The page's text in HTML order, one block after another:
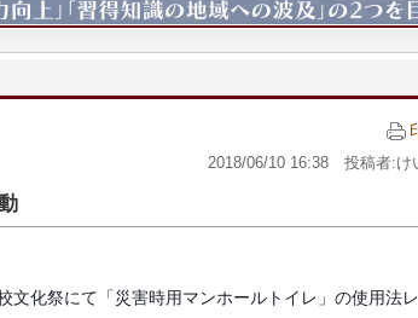
2018/06/10 16:38 投稿者:け
文化祭にて「災害時用マンホールトイレ」の使用法レ